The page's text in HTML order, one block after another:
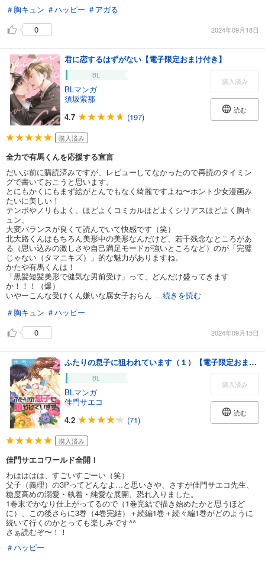
＃胸キュン ＃ハッピー ＃アガる
0
2024年09月18日
君に恋するはずがない【電子限定おまけ付き】
BL
BLマンガ
須坂紫那
4.7
(197)
購入済み
読む
購入済み
全力で有馬くんを応援する宣言
だいぶ前に購読済みですが、レビューしてなかったので再読のタイミン
グで書いておこうと思います。
とにもかくにもまず絵がとんでもなく綺麗ですよね〜ホント少女漫画み
たいに美しい！
テンポやノリもよく、ほどよくコミカルほどよくシリアスほどよく胸キ
ュン、
大変バランスが良くて読んでいて快感です（笑）
北大路くんはもちろん美形中の美形なんだけど、若干残念なところがあ
る（思い込みの激しさや自己満足モードが強いところなど）のが「完璧
じゃない（タマニキズ）」的な魅力がありますね。
かたや有馬くんは！
「黒髪短髪美形で健気な男前受け」って、どんだけ盛ってきます
か！！！（爆）
いやーこんな受けくん嫌いな腐女子おらん ...続きを読む
＃胸キュン ＃ハッピー
0
2024年09月15日
ふたりの息子に狙われています（１）【電子限定おまけ付き】
BL
BLマンガ
佳門サエコ
4.2
(71)
購入済み
読む
購入済み
佳門サエコワールド全開！
わはははは、すごいすごーい（笑）
父子（義理）の3Pってどんなよ…と思いきや、さすが佳門サエコ先生、
糖度高めの溺愛・執着・純愛な展開、恐れ入りました。
1巻末でかなり仕上がってるので（1巻完結で描き始めたかと思うほど
に）、この後さらに3巻（4巻完結）＋続編1巻＋続々編1巻がどのように
続いて行くのかとっても楽しみです^^
さぁ読むぞ〜！！
＃ハッピー